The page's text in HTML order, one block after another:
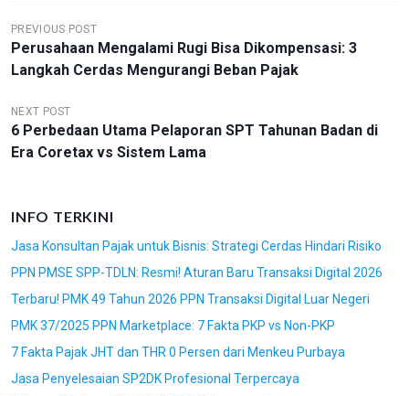
N
A
I
G
I
P
O
S
PREVIOUS POST
Perusahaan Mengalami Rugi Bisa Dikompensasi: 3
Langkah Cerdas Mengurangi Beban Pajak
NEXT POST
6 Perbedaan Utama Pelaporan SPT Tahunan Badan di
Era Coretax vs Sistem Lama
INFO TERKINI
Jasa Konsultan Pajak untuk Bisnis: Strategi Cerdas Hindari Risiko
PPN PMSE SPP-TDLN: Resmi! Aturan Baru Transaksi Digital 2026
Terbaru! PMK 49 Tahun 2026 PPN Transaksi Digital Luar Negeri
PMK 37/2025 PPN Marketplace: 7 Fakta PKP vs Non-PKP
7 Fakta Pajak JHT dan THR 0 Persen dari Menkeu Purbaya
Jasa Penyelesaian SP2DK Profesional Terpercaya